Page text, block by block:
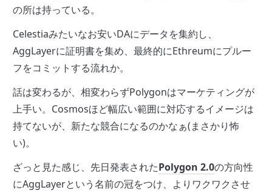
の所は持っている。
Celestiaみたいなお安いDAにデータを集約し、
AggLayerに証明書を集め、最終的にEthreumにプルー
フをコミットする流れか。
話は変わるが、相変わらずPolygonはマーケティングが
上手い。Cosmosほど幅広い範囲に対応するイメージは
持てないが、新たな競合になるのかなぁ(まさかり怖
い)。
ざっと見た感じ、先日発表されたPolygon 2.0の方向性
にAggLayerという名前の冠をつけ、よりワクワクさせ